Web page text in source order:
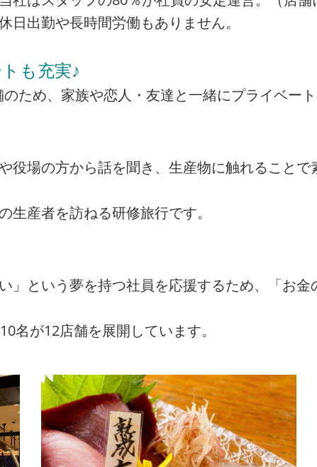
日出勤や長時間労働もありません。
も充実♪
ため、家族や恋人・友達と一緒にプライベー
役場の方から話を聞き、生産物に触れること
生産者を訪ねる研修旅行です。
」という夢を持つ社員を応援するため、「お
名が12店舗を展開しています。